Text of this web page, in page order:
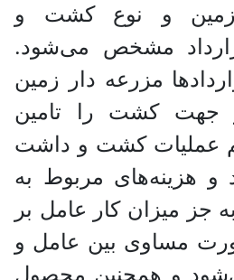
زمین و نوع کشت و
مشخص می‌شود.
مزرعه دار زمین
جهت کشت را تامین
عملیات کشت و داشت
هزینه‌های مربوط به
میزان کار عامل بر
مساوی بین عامل و
و همچنین محصول